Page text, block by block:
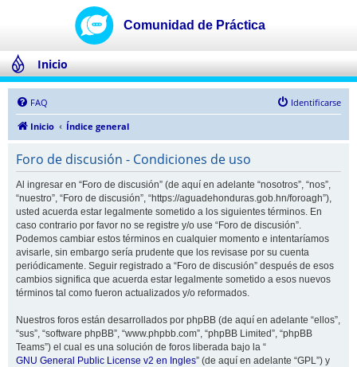
Inicio
FAQ
Identificarse
Inicio
Índice general
Foro de discusión - Condiciones de uso
Al ingresar en “Foro de discusión” (de aquí en adelante “nosotros”, “nos”,
“nuestro”, “Foro de discusión”, “https://aguadehonduras.gob.hn/foroagh”),
usted acuerda estar legalmente sometido a los siguientes términos. En
caso contrario por favor no se registre y/o use “Foro de discusión”.
Podemos cambiar estos términos en cualquier momento e intentaríamos
avisarle, sin embargo sería prudente que los revisase por su cuenta
periódicamente. Seguir registrado a “Foro de discusión” después de esos
cambios significa que acuerda estar legalmente sometido a esos nuevos
términos tal como fueron actualizados y/o reformados.
Nuestros foros están desarrollados por phpBB (de aquí en adelante “ellos”,
“sus”, “software phpBB”, “www.phpbb.com”, “phpBB Limited”, “phpBB
Teams”) el cual es una solución de foros liberada bajo la “
GNU General Public License v2 en Ingles” (de aquí en adelante “GPL”) y